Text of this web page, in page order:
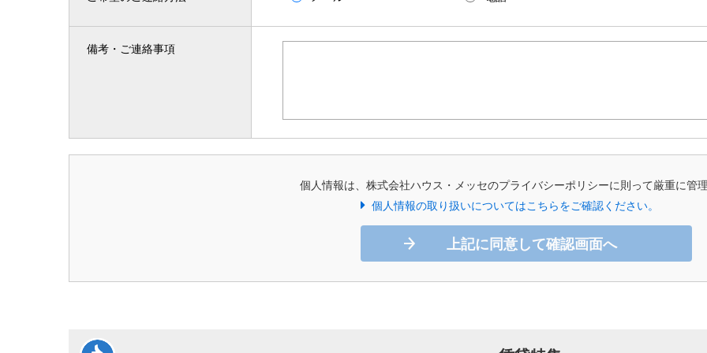
備考・ご連絡事項
個人情報は、株式会社ハウス・メッセのプライバシーポリシーに則って厳重に管理
個人情報の取り扱いについてはこちらをご確認ください。
上記に同意して確認画面へ